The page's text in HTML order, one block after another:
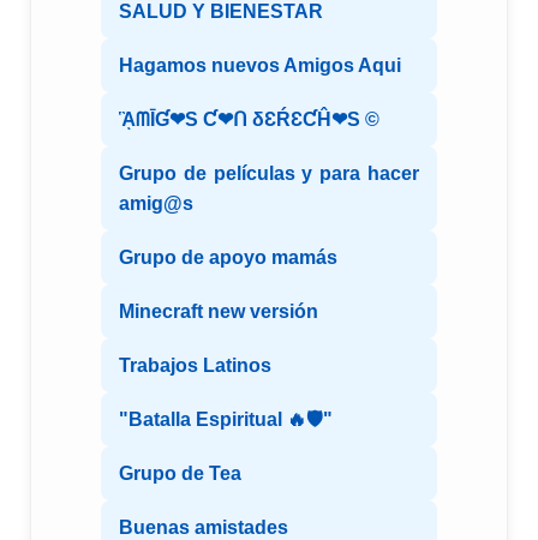
SALUD Y BIENESTAR
Hagamos nuevos Amigos Aqui
ᾋᗰĪƓ❤S Ƈ❤ᑎ δƐŔƐƇĤ❤S ©️
Grupo de películas y para hacer
amig@s
Grupo de apoyo mamás
Minecraft new versión
Trabajos Latinos
"Batalla Espiritual 🔥🛡️"
Grupo de Tea
Buenas amistades